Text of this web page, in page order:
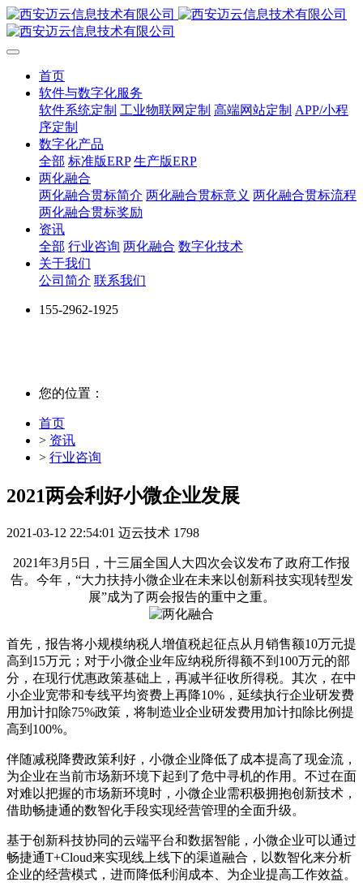
首页
软件与数字化服务
软件系统定制 工业物联网定制 高端网站定制 APP/小程
序定制
数字化产品
全部 标准版ERP 生产版ERP
两化融合
两化融合贯标简介 两化融合贯标意义 两化融合贯标流程
两化融合贯标奖励
资讯
全部 行业咨询 两化融合 数字化技术
关于我们
公司简介 联系我们
155-2962-1925
您的位置：
首页
> 资讯
> 行业咨询
2021两会利好小微企业发展
2021-03-12 22:54:01 迈云技术 1798
2021年3月5日，十三届全国人大四次会议发布了政府工作报
告。今年，“大力扶持小微企业在未来以创新科技实现转型发
展”成为了两会报告的重中之重。
首先，报告将小规模纳税人增值税起征点从月销售额10万元提
高到15万元；对于小微企业年应纳税所得额不到100万元的部
分，在现行优惠政策基础上，再减半征收所得税。其次，在中
小企业宽带和专线平均资费上再降10%，延续执行企业研发费
用加计扣除75%政策，将制造业企业研发费用加计扣除比例提
高到100%。
伴随减税降费政策利好，小微企业降低了成本提高了现金流，
为企业在当前市场新环境下起到了危中寻机的作用。不过在面
对难以把握的市场新环境时，小微企业需积极拥抱创新技术，
借助畅捷通的数智化手段实现经营管理的全面升级。
基于创新科技协同的云端平台和数据智能，小微企业可以通过
畅捷通T+Cloud来实现线上线下的渠道融合，以数智化来分析
企业的经营模式，进而降低利润成本、为企业提高工作效益。